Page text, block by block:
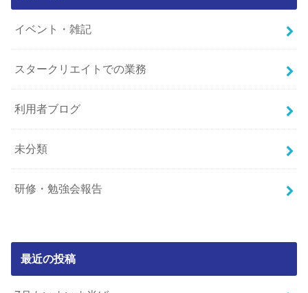
イベント・雑記
スタークリエイトでの業務
利用者ブログ
未分類
研修・勉強会報告
最近の投稿